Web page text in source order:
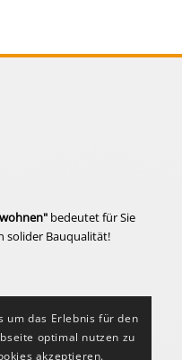
bedeutet für Sie
solider Bauqualität!
um das Erlebnis für den
optimal nutzen zu
akzeptieren.